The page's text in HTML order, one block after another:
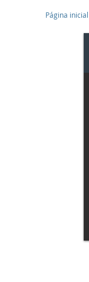
Página inicial